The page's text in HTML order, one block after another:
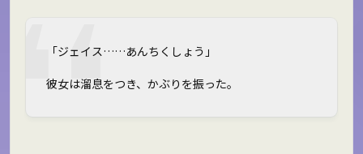
「ジェイス……あんちくしょう」
彼女は溜息をつき、かぶりを振った。